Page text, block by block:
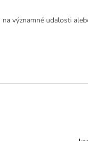
významné udalosti